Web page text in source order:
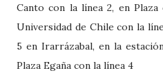
Canto con la línea 2, en
Universidad de Chile con la
5 en Irarrázabal, en la
Plaza Egaña con la línea 4